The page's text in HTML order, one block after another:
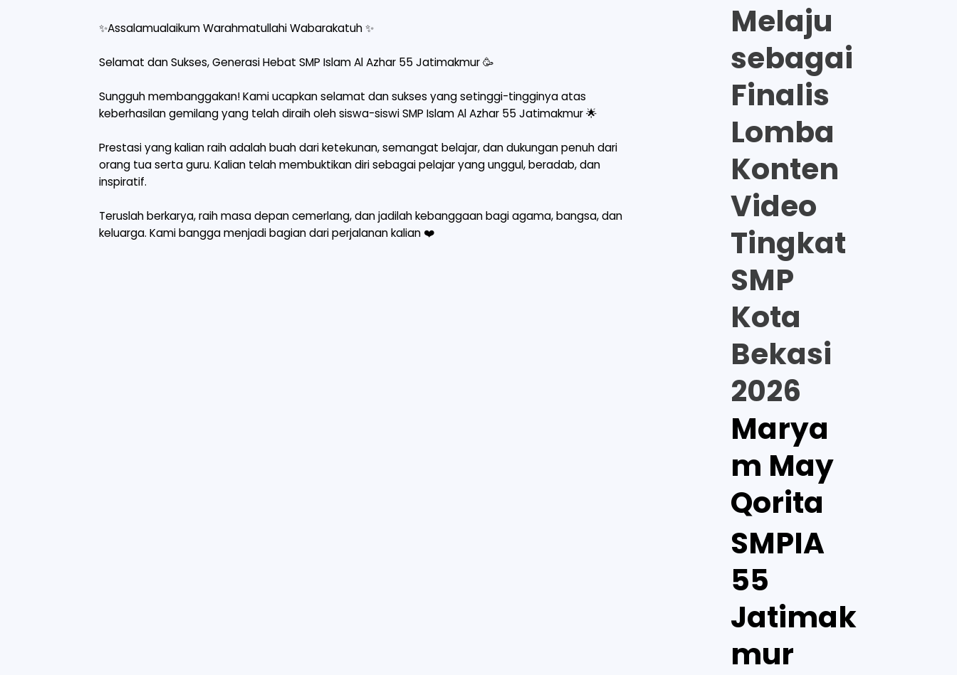
✨Assalamualaikum Warahmatullahi Wabarakatuh ✨
Selamat dan Sukses, Generasi Hebat SMP Islam Al Azhar 55 Jatimakmur 🥳
Sungguh membanggakan! Kami ucapkan selamat dan sukses yang setinggi-tingginya atas
keberhasilan gemilang yang telah diraih oleh siswa-siswi SMP Islam Al Azhar 55 Jatimakmur 🌟
Prestasi yang kalian raih adalah buah dari ketekunan, semangat belajar, dan dukungan penuh dari
orang tua serta guru. Kalian telah membuktikan diri sebagai pelajar yang unggul, beradab, dan
inspiratif.
Teruslah berkarya, raih masa depan cemerlang, dan jadilah kebanggaan bagi agama, bangsa, dan
keluarga. Kami bangga menjadi bagian dari perjalanan kalian ❤️
Melaju
sebagai
Finalis
Lomba
Konten
Video
Tingkat
SMP
Kota
Bekasi
2026
Marya
m May
Qorita
SMPIA
55
Jatimak
mur